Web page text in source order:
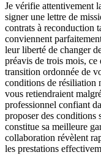
Je vérifie attentivement
signer une lettre de
contrats à reconduction
conviennent
leur liberté de changer
préavis de trois mois, ce
transition ordonnée de
conditions de résiliation
vous retiendraient
professionnel confiant
proposer des conditions
constitue sa meilleure
collaboration révèlent
les prestations